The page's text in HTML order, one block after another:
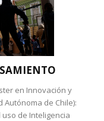
en Innovación y
Autónoma de Chile):
de Inteligencia